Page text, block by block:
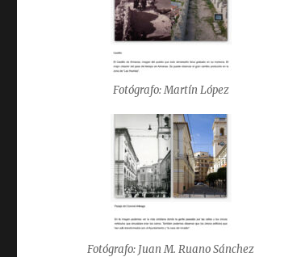
Fotógrafo: Martín López
Fotógrafo: Juan M. Ruano Sánchez